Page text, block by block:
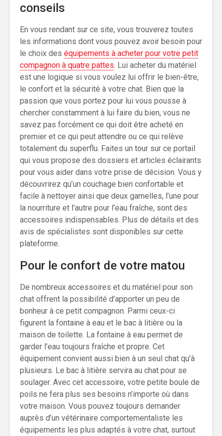
conseils
En vous rendant sur ce site, vous trouverez toutes
les informations dont vous pouvez avoir besoin pour
le choix des équipements à acheter pour votre petit
compagnon à quatre pattes . Lui acheter du matériel
est une logique si vous voulez lui offrir le bien-être,
le confort et la sécurité à votre chat. Bien que la
passion que vous portez pour lui vous pousse à
chercher constamment à lui faire du bien, vous ne
savez pas forcément ce qui doit être acheté en
premier et ce qui peut attendre ou ce qui relève
totalement du superflu. Faites un tour sur ce portail
qui vous propose des dossiers et articles éclairants
pour vous aider dans votre prise de décision. Vous y
découvrirez qu’un couchage bien confortable et
facile à nettoyer ainsi que deux gamelles, l’une pour
la nourriture et l’autre pour l’eau fraîche, sont des
accessoires indispensables. Plus de détails et des
avis de spécialistes sont disponibles sur cette
plateforme.
Pour le confort de votre matou
De nombreux accessoires et du matériel pour son
chat offrent la possibilité d’apporter un peu de
bonheur à ce petit compagnon. Parmi ceux-ci
figurent la fontaine à eau et le bac à litière ou la
maison de toilette. La fontaine à eau permet de
garder l’eau toujours fraîche et propre. Cet
équipement convient aussi bien à un seul chat qu’à
plusieurs. Le bac à litière servira au chat pour se
soulager. Avec cet accessoire, votre petite boule de
poils ne fera plus ses besoins n’importe où dans
votre maison. Vous pouvez toujours demander
auprès d’un vétérinaire comportementaliste les
équipements les plus adaptés à votre chat, surtout